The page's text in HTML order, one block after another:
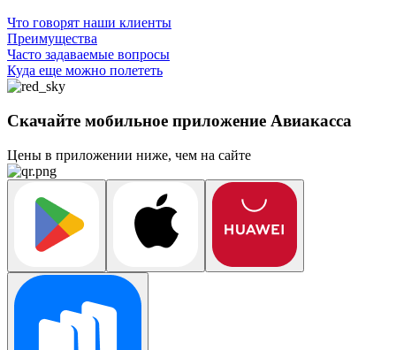
Что говорят наши клиенты
Преимущества
Часто задаваемые вопросы
Куда еще можно полететь
Скачайте мобильное приложение Авиакасса
Цены в приложении ниже, чем на сайте